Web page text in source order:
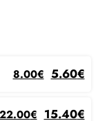
Le prix initial
8.00€Le prix
5.60€
Le prix initial
22.00€Le prix
15.40€